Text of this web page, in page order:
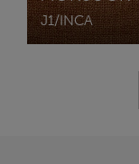
J1/INCA